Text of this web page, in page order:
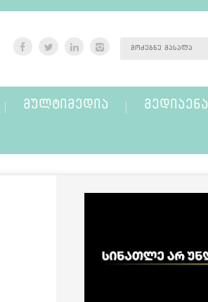
ᲛᲣᲚᲢᲘᲛᲔᲓᲘᲐ ᲛᲔᲓᲘᲐᲔᲜᲐ